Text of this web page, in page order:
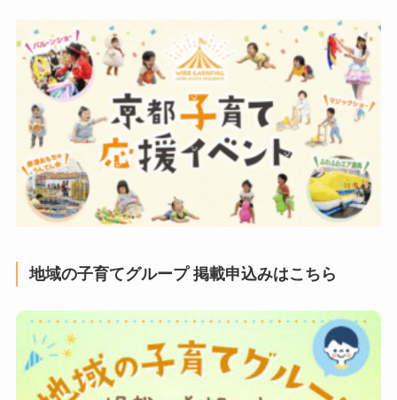
地域の子育てグループ 掲載申込みはこちら